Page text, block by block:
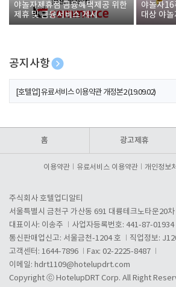
야놀자제휴점 금융혜택제공 위한
제휴 및 금융서비스 게시
야놀자16
대상 야
폰 증정
공지사항
[호텔업] 개인정보 처리방침 개정본1 (19.09.02)
[호텔업] 유료서비스 이용약관 개정본2 (19.09.02)
홈 광고제휴
이용약관 유료서비스 이용약관 개인정보
주식회사 호텔업디알티
서울특별시 금천구 가산동 691 대륭테크노타운20
대표이사: 이송주
사업자등록번호: 441-87-01934
통신판매업신고: 서울금천-1204 호
직업정보:
고객센터: 1644-7896
Fax: 02-2225-8487
이메일: hdrt1109@hotelupdrt.com
Copyright ⓒ HotelupDRT Corp. All Right